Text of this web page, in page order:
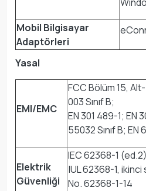
Mobil Bilgisayar
Adaptörleri
Yasal
EMI/EMC
FCC Bölüm 15, Alt-
003 Sınıf B;
EN 301 489-1; EN
55032 Sınıf B; EN
Elektrik
Güvenliği
IEC 62368-1 (ed.2)
|UL 62368-1,
No. 62368-1-14